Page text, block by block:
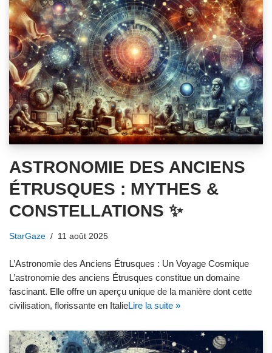
ASTRONOMIE DES ANCIENS
ÉTRUSQUES : MYTHES &
CONSTELLATIONS ✨
StarGaze 11 août 2025
L’Astronomie des Anciens Étrusques : Un Voyage Cosmique
L’astronomie des anciens Étrusques constitue un domaine
fascinant. Elle offre un aperçu unique de la manière dont cette
civilisation, florissante en ItalieLire la suite »